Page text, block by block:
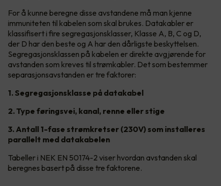
For å kunne beregne disse avstandene må man kjenne
immuniteten til kabelen som skal brukes. Datakabler er
klassifisert i fire segregasjonsklasser, Klasse A, B, C og D,
der D har den beste og A har den dårligste beskyttelsen.
Segregasjonsklassen på kabelen er direkte avgjørende for
avstanden som kreves til strømkabler. Det som bestemmer
separasjonsavstanden er tre faktorer:
1. Segregasjonsklasse på datakabel
2. Type føringsvei, kanal, renne eller stige
3. Antall 1-fase strømkretser (230V) som installeres
parallelt med datakabelen
Tabeller i NEK EN 50174-2 viser hvordan avstanden skal
beregnes basert på disse tre faktorene.